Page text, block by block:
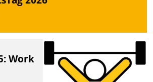
Work